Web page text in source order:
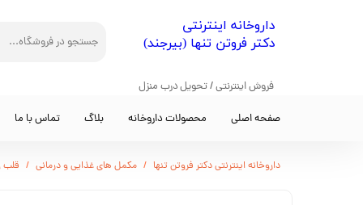
​داروخانه اینترنتی
دکتر فروتن تنها (بیرجند)
فروش اینترنتی / تحویل درب منزل
صفحه اصلی محصولات داروخانه بلاگ تماس با ما
داروخانه اینترنتی دکتر فروتن تنها مکمل های غذایی و درمانی قلب